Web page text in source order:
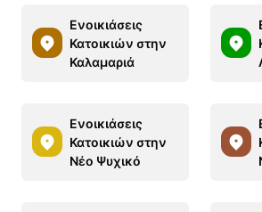
Ενοικιάσεις
Κατοικιών στην
Καλαμαριά
Ενοικιάσεις
Κατοικιών στην
Νέο Ψυχικό